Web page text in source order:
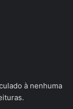
à nenhuma